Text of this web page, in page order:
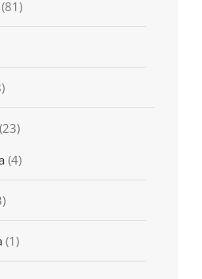
(81)
(23)
(4)
(1)